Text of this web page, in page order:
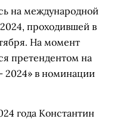
на международной
проходившей в
На момент
претендентом на
2024» в номинации
года Константин